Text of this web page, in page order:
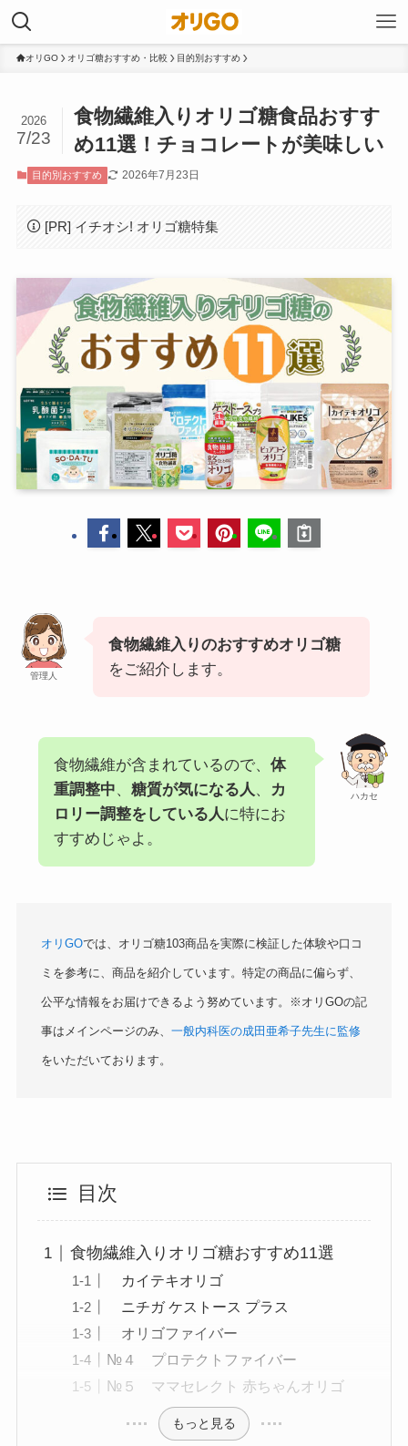
オリGO オリゴ糖おすすめ・比較 目的別おすすめ
食物繊維入りオリゴ糖食品おすす
め11選！チョコレートが美味しい
2026
7/23
目的別おすすめ 2026年7月23日
[PR] イチオシ! オリゴ糖特集
管理人
食物繊維入りのおすすめオリゴ糖
をご紹介します。
ハカセ
食物繊維が含まれているので、 体
重調整中、 糖質が気になる人、
カ
ロリー調整をしている人に特にお
すすめじゃよ。
オリGOでは、オリゴ糖103商品を実際に検証した体験や口コ
ミを参考に、商品を紹介しています。特定の商品に偏らず、
公平な情報をお届けできるよう努めています。※オリGOの記
事はメインページのみ、 一般内科医の成田亜希子先生に監修
をいただいております。
目次
食物繊維入りオリゴ糖おすすめ11選
カイテキオリゴ
ニチガ ケストース プラス
オリゴファイバー
№４ プロテクトファイバー
№５ ママセレクト 赤ちゃんオリゴ
もっと見る